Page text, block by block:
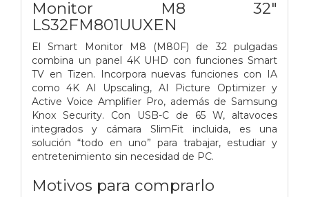
Monitor M8 32"
LS32FM801UUXEN
El Smart Monitor M8 (M80F) de 32 pulgadas
combina un panel 4K UHD con funciones Smart
TV en Tizen. Incorpora nuevas funciones con IA
como 4K AI Upscaling, AI Picture Optimizer y
Active Voice Amplifier Pro, además de Samsung
Knox Security. Con USB-C de 65 W, altavoces
integrados y cámara SlimFit incluida, es una
solución “todo en uno” para trabajar, estudiar y
entretenimiento sin necesidad de PC.
Motivos para comprarlo